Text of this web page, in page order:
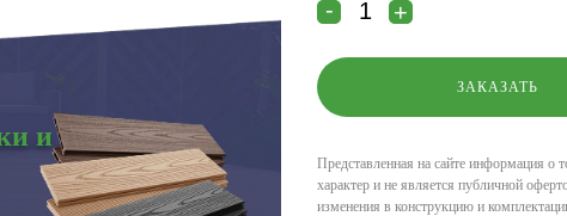
и
Представленная на сайте информация о
характер и не является публичной
изменения в конструкцию и